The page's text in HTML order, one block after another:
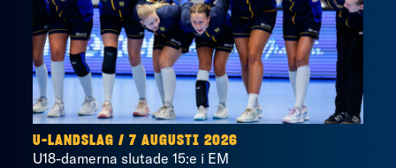
U-LANDSLAG / 7 AUGUSTI 2026
U18-damerna slutade 15:e i EM